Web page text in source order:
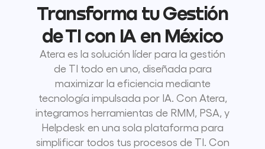
Transforma tu Gestión
de TI con IA en México
Atera es la solución líder para la gestión
de TI todo en uno, diseñada para
maximizar la eficiencia mediante
tecnología impulsada por IA. Con Atera,
integramos herramientas de RMM, PSA, y
Helpdesk en una sola plataforma para
simplificar todos tus procesos de TI. Con